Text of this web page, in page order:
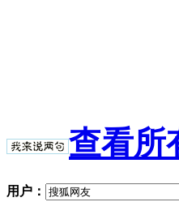
查看所
用户：